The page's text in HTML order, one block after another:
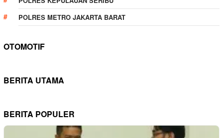
POLRES METRO JAKARTA BARAT
OTOMOTIF
BERITA UTAMA
BERITA POPULER